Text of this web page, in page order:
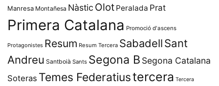
Manresa Montañesa Nàstic Olot Peralada Prat
Primera Catalana Promoció d'ascens
Protagonistes Resum Resum Tercera SabadellSant
Andreu Santboià Sants Segona B Segona Catalana
Soteras Temes Federatiustercera Tercera